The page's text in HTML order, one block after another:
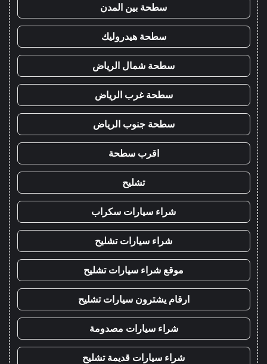
سطحة بين المدن
سطحة هيدروليك
سطحة شمال الرياض
سطحة غرب الرياض
سطحة جنوب الرياض
اقرب سطحة
تشليح
شراء سيارات سكراب
شراء سيارات تشليح
موقع شراء سيارات تشليح
ارقام يشترون سيارات تشليح
شراء سيارات مصدومة
شراء سيارات قديمة تشليح